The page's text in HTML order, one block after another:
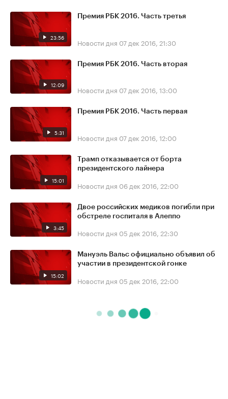
23:56
Премия РБК 2016. Часть третья
Новости дня 07 дек 2016, 21:30
12:09
Премия РБК 2016. Часть вторая
Новости дня 07 дек 2016, 13:00
5:31
Премия РБК 2016. Часть первая
Новости дня 07 дек 2016, 12:00
15:01
Трамп отказывается от борта
президентского лайнера
Новости дня 06 дек 2016, 22:00
3:45
Двое российских медиков погибли при
обстреле госпиталя в Алеппо
Новости дня 05 дек 2016, 22:30
15:02
Мануэль Вальс официально объявил об
участии в президентской гонке
Новости дня 05 дек 2016, 22:00